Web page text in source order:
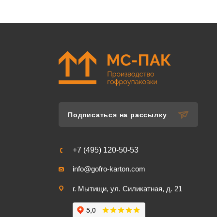
Подписаться на рассылку
+7 (495) 120-50-53
info@gofro-karton.com
г. Мытищи, ул. Силикатная, д. 21